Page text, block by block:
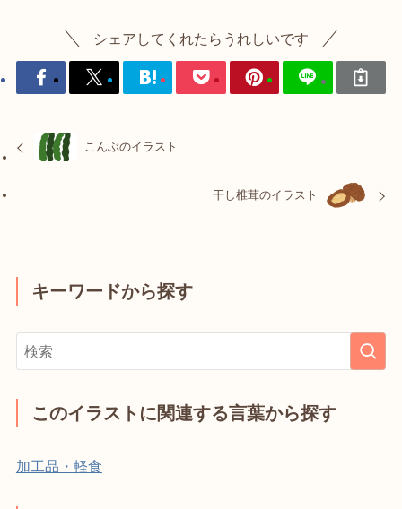
シェアしてくれたらうれしいです
こんぶのイラスト
干し椎茸のイラスト
キーワードから探す
このイラストに関連する言葉から探す
加工品・軽食